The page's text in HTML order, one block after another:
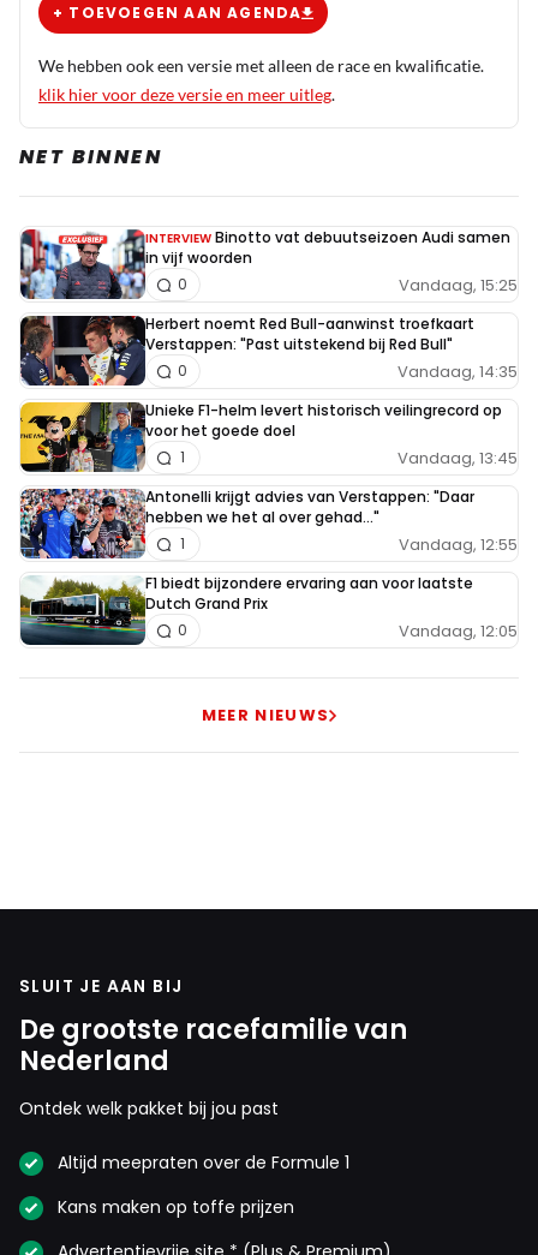
+ TOEVOEGEN AAN AGENDA
We hebben ook een versie met alleen de race en kwalificatie.
klik hier voor deze versie en meer uitleg.
NET BINNEN
INTERVIEW Binotto vat debuutseizoen Audi samen
in vijf woorden
Vandaag, 15:25
0
Herbert noemt Red Bull-aanwinst troefkaart
Verstappen: "Past uitstekend bij Red Bull"
Vandaag, 14:35
0
Unieke F1-helm levert historisch veilingrecord op
voor het goede doel
Vandaag, 13:45
1
Antonelli krijgt advies van Verstappen: "Daar
hebben we het al over gehad..."
Vandaag, 12:55
1
F1 biedt bijzondere ervaring aan voor laatste
Dutch Grand Prix
Vandaag, 12:05
0
MEER NIEUWS
SLUIT JE AAN BIJ
De grootste racefamilie van
Nederland
Ontdek welk pakket bij jou past
Altijd meepraten over de Formule 1
Kans maken op toffe prijzen